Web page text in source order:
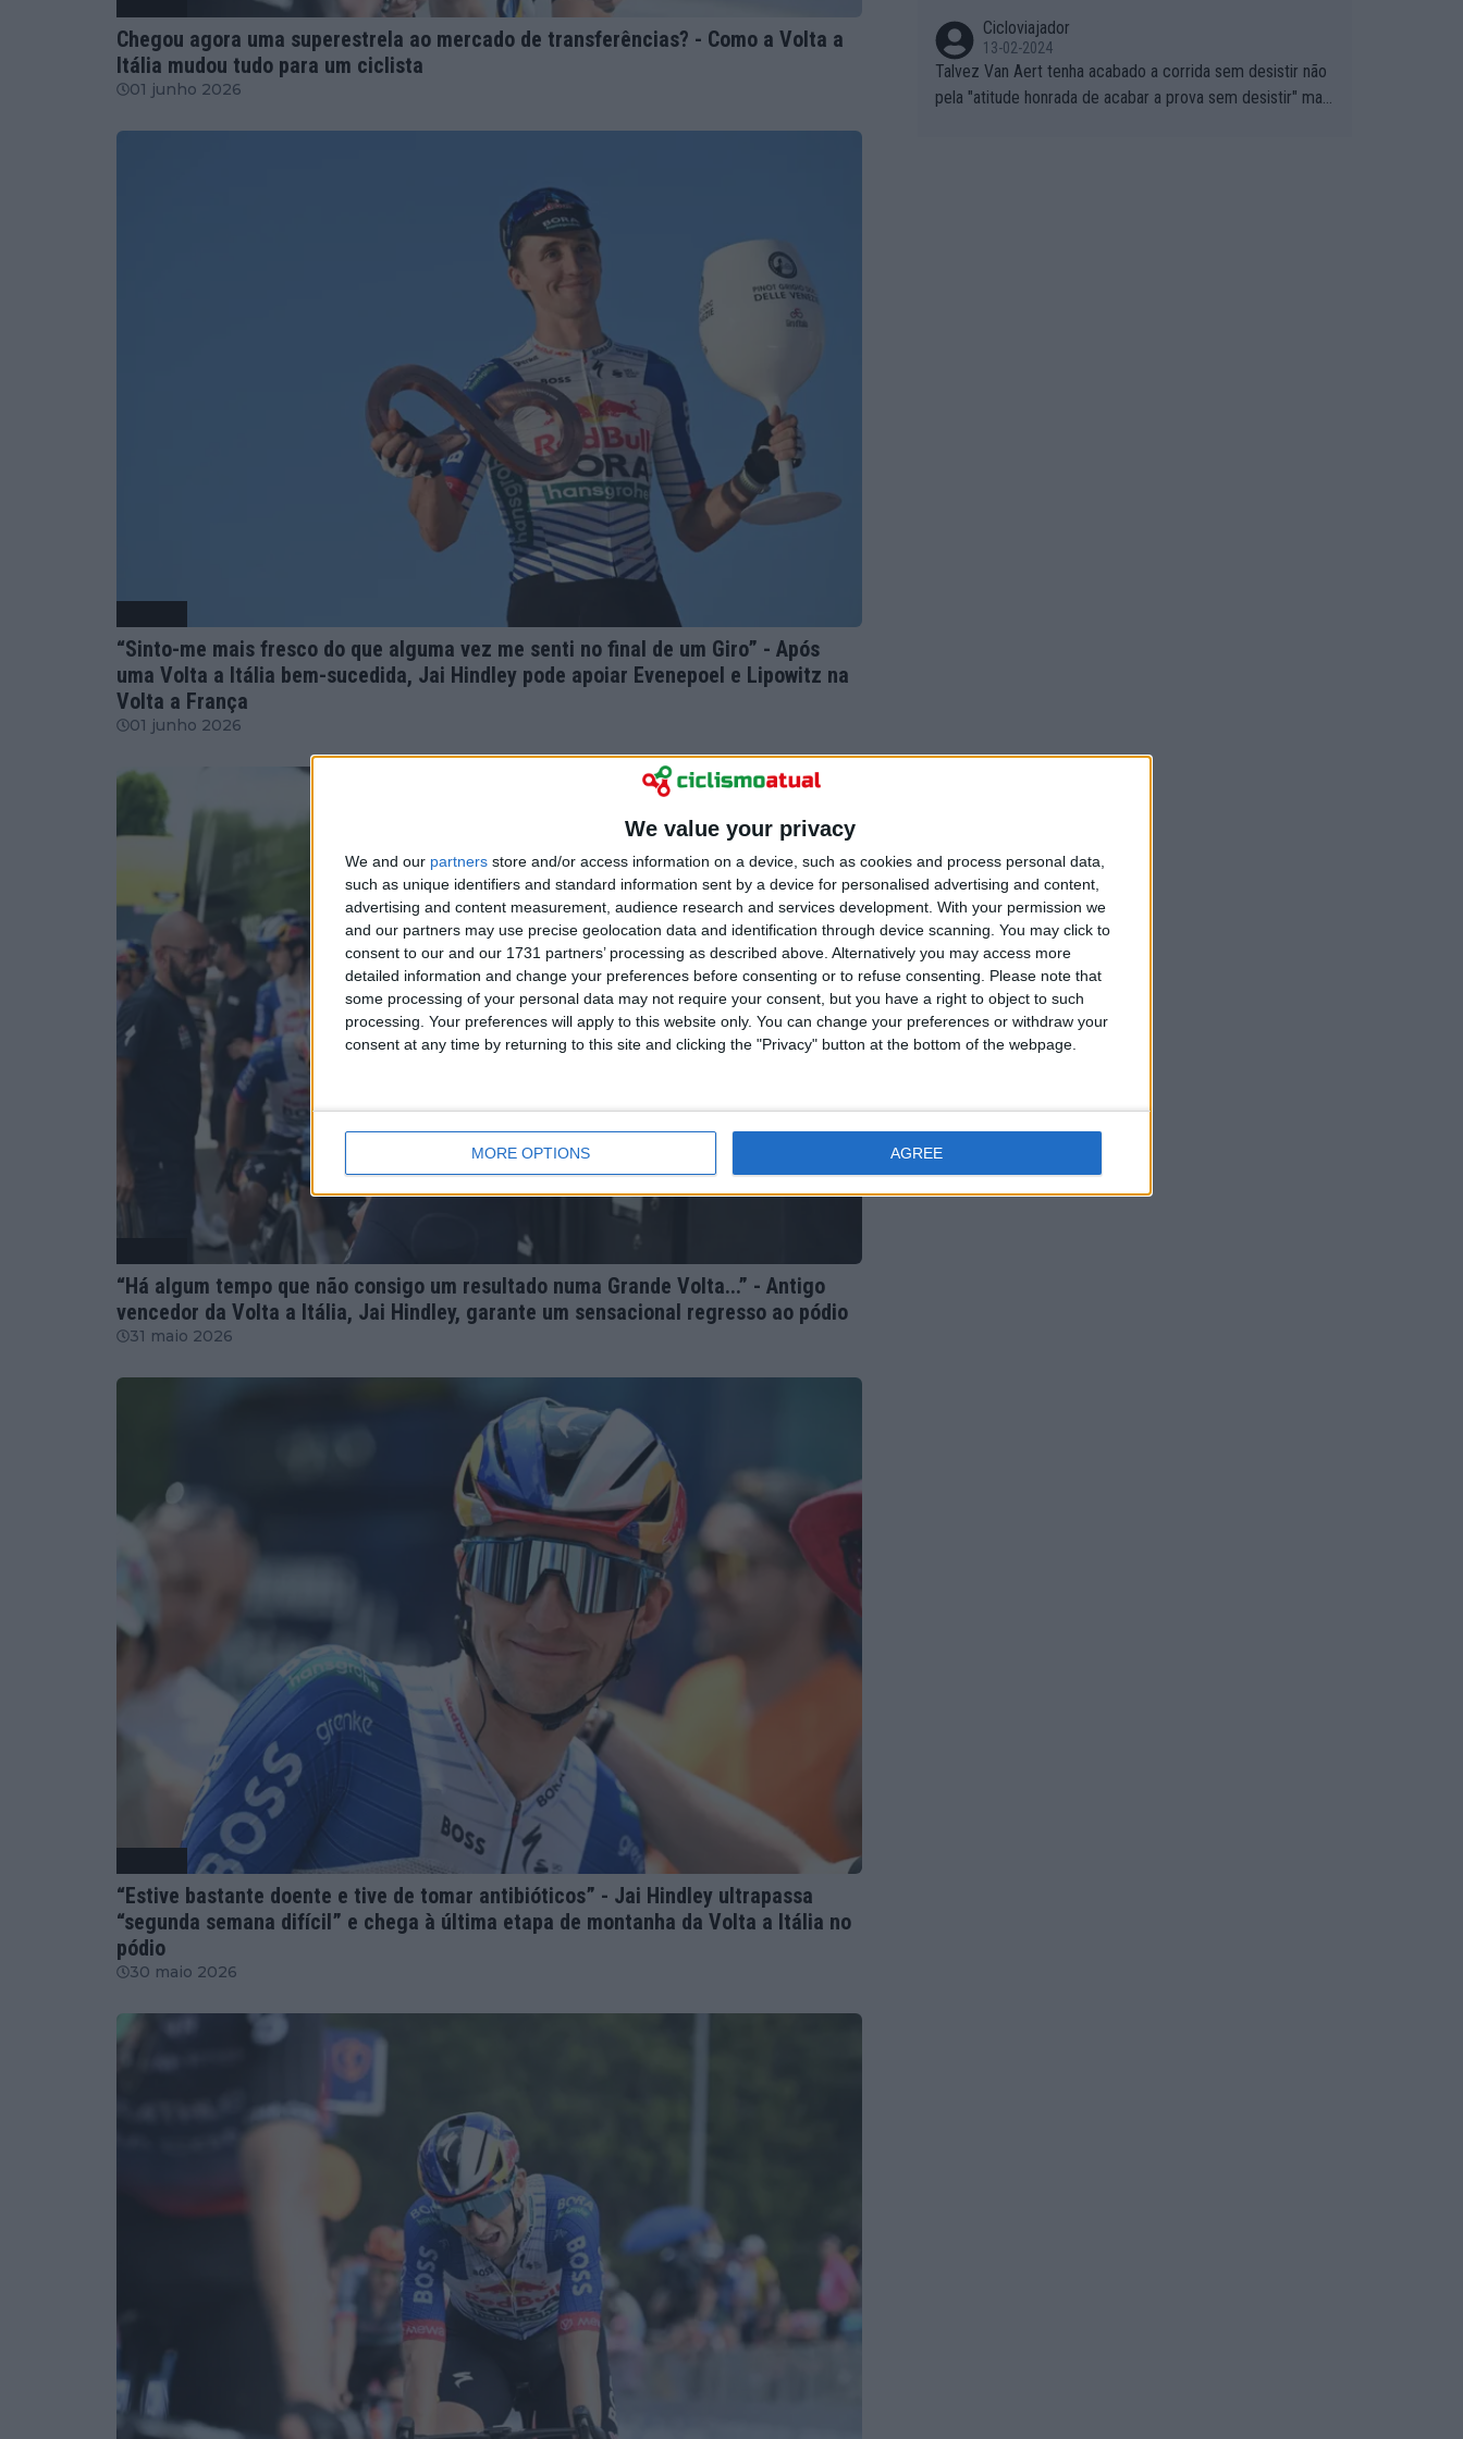
We value your privacy
We and our partners store and/or access information on a device, such as cookies and process personal data,
such as unique identifiers and standard information sent by a device for personalised advertising and content,
advertising and content measurement, audience research and services development. With your permission we
and our partners may use precise geolocation data and identification through device scanning. You may click to
consent to our and our 1731 partners’ processing as described above. Alternatively you may access more
detailed information and change your preferences before consenting or to refuse consenting.
Please note that
some processing of your personal data may not require your consent, but you have a right to object to such
processing. Your preferences will apply to this website only. You can change your preferences or withdraw your
consent at any time by returning to this site and clicking the "Privacy" button at the bottom of the webpage.
MORE OPTIONS AGREE
Chegou agora uma superestrela ao mercado de transferências? - Como a Volta a
Itália mudou tudo para um ciclista
01 junho 2026
“Sinto-me mais fresco do que alguma vez me senti no final de um Giro” - Após
uma Volta a Itália bem-sucedida, Jai Hindley pode apoiar Evenepoel e Lipowitz na
Volta a França
01 junho 2026
“Há algum tempo que não consigo um resultado numa Grande Volta...” - Antigo
vencedor da Volta a Itália, Jai Hindley, garante um sensacional regresso ao pódio
31 maio 2026
“Estive bastante doente e tive de tomar antibióticos” - Jai Hindley ultrapassa
“segunda semana difícil” e chega à última etapa de montanha da Volta a Itália no
pódio
30 maio 2026
Cicloviajador
13-02-2024
Talvez Van Aert tenha acabado a corrida sem desistir não
pela "atitude honrada de acabar a prova sem desistir" mas